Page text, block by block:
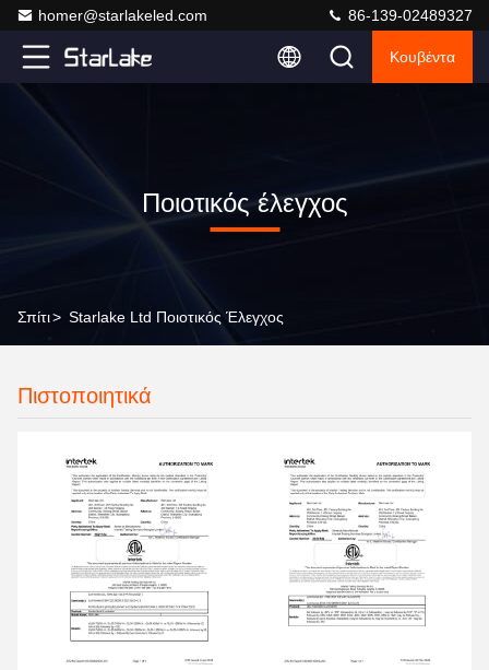
homer@starlakeled.com 86-139-02489327
Κουβέντα
Ποιοτικός έλεγχος
Σπίτι> Starlake Ltd Ποιοτικός Έλεγχος
Πιστοποιητικά